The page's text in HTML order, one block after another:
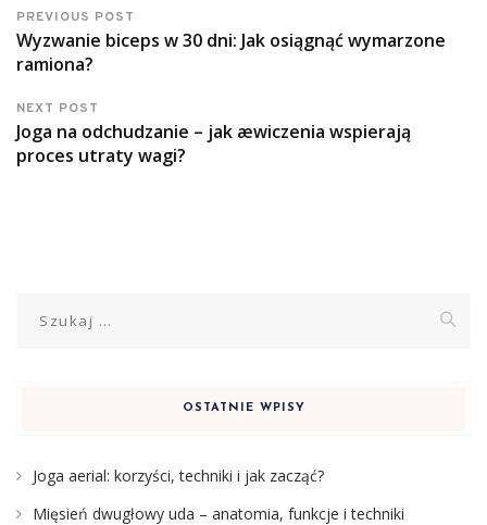
PREVIOUS POST
Wyzwanie biceps w 30 dni: Jak osiągnąć wymarzone
ramiona?
NEXT POST
Joga na odchudzanie – jak æwiczenia wspierają
proces utraty wagi?
OSTATNIE WPISY
Joga aerial: korzyści, techniki i jak zacząć?
Mięsień dwugłowy uda – anatomia, funkcje i techniki